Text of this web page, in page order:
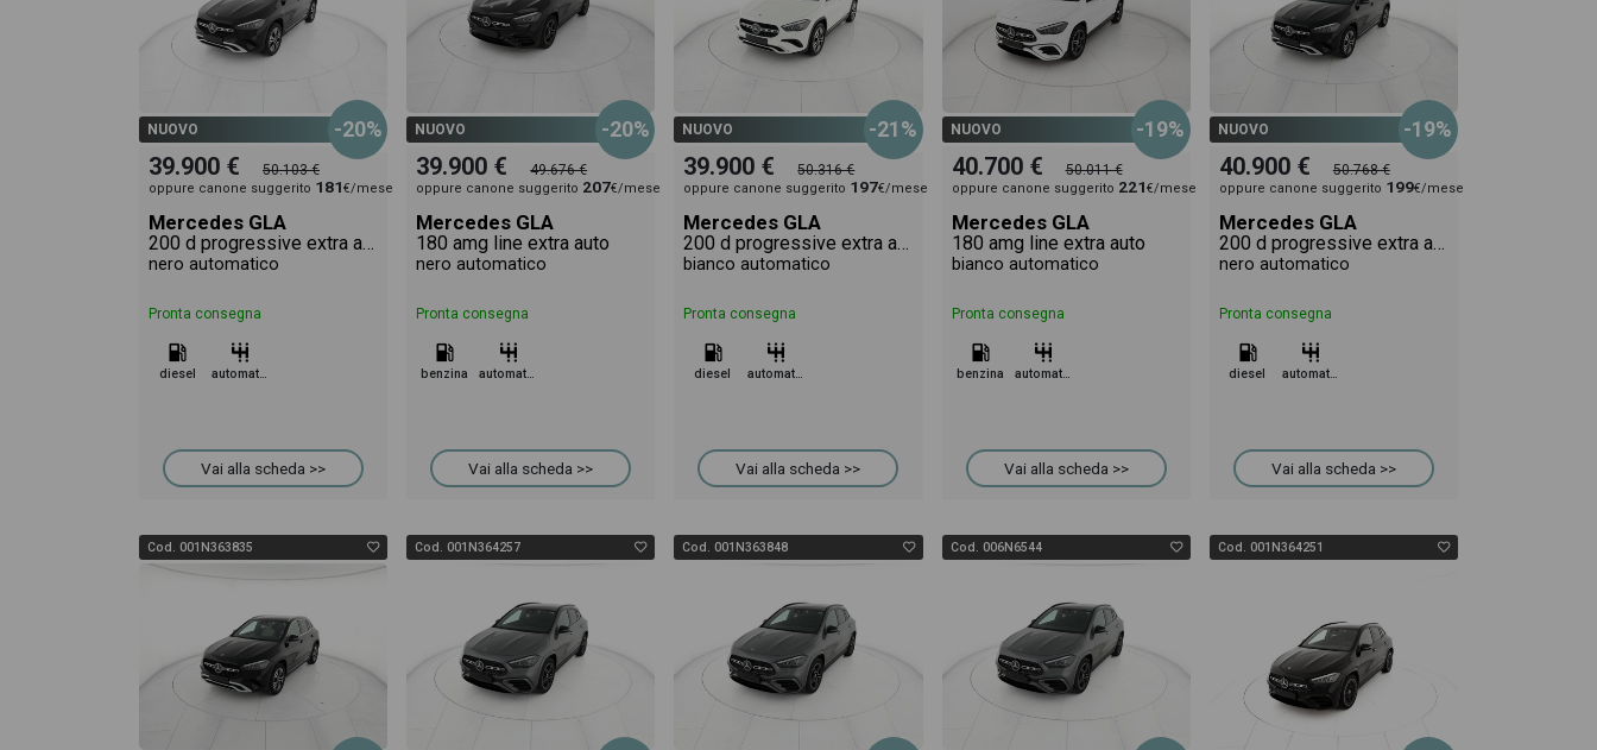
NUOVO -20%
39.900 € 50.103 €
oppure canone suggerito 181€/mese
Mercedes GLA
nero automatico
Pronta consegna
diesel automatico
Vai alla scheda >>
NUOVO -20%
39.900 € 49.676 €
oppure canone suggerito 207€/mese
Mercedes GLA
180 amg line extra auto
nero automatico
Pronta consegna
benzina automatico
Vai alla scheda >>
NUOVO -21%
39.900 € 50.316 €
oppure canone suggerito 197€/mese
Mercedes GLA
bianco automatico
Pronta consegna
diesel automatico
Vai alla scheda >>
NUOVO -19%
40.700 € 50.011 €
oppure canone suggerito 221€/mese
Mercedes GLA
180 amg line extra auto
bianco automatico
Pronta consegna
benzina automatico
Vai alla scheda >>
NUOVO -19%
40.900 € 50.768 €
oppure canone suggerito 199€/mese
Mercedes GLA
200 d progressive extra auto
nero automatico
Pronta consegna
diesel automatico
Vai alla scheda >>
Cod. 001N363835 Cod. 001N364257 Cod. 001N363848 Cod. 006N6544 Cod. 001N364251